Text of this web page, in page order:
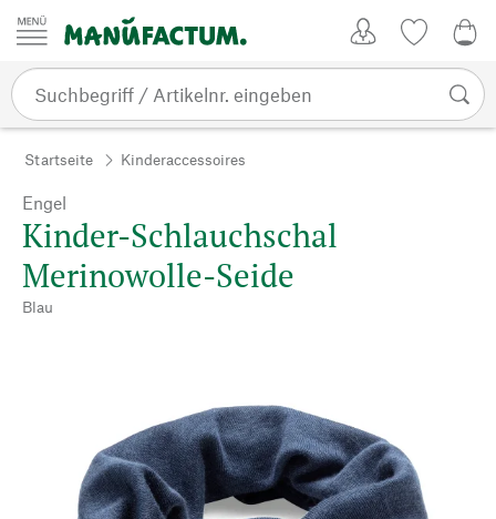
Zum Inhalt springen
Startseite Kinderaccessoires
Engel
Kinder-Schlauchschal
Merinowolle-Seide
Blau